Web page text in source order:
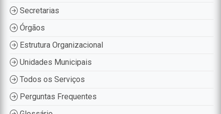
Secretarias
Órgãos
Estrutura Organizacional
Unidades Municipais
Todos os Serviços
Perguntas Frequentes